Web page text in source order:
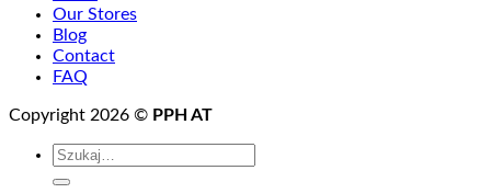
Our Stores
Blog
Contact
FAQ
Copyright 2026 © PPH AT
Szukaj: